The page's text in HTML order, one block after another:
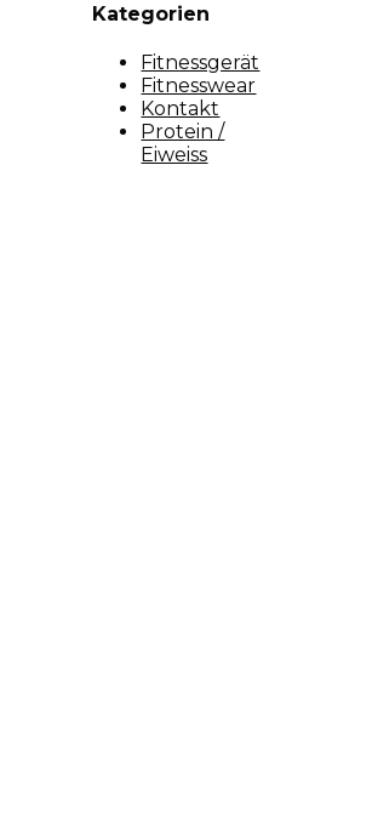
Kategorien
Fitnessgerät
Fitnesswear
Kontakt
Protein /
Eiweiss